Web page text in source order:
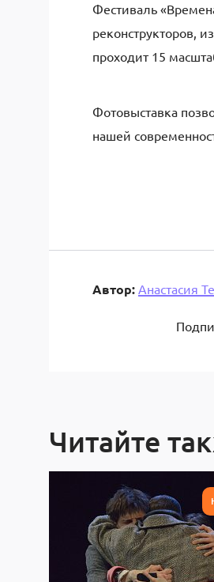
Фестиваль
реконструкторов,
проходит 15
Фотовыставка
нашей
Автор: Анастасия
Читайте